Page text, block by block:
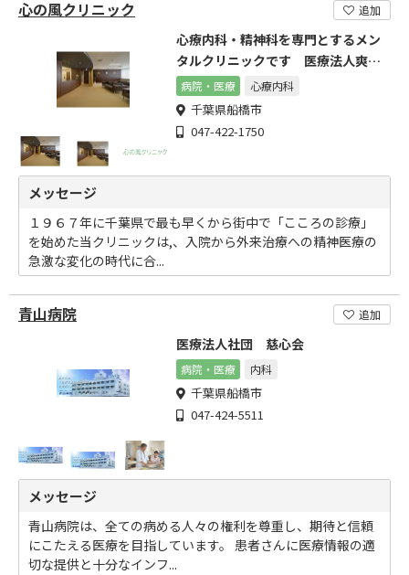
心の風クリニック 追加
心療内科・精神科を専門とするメン
タルクリニックです 医療法人爽風
会病院・医療 心療内科
千葉県船橋市
047-422-1750
メッセージ
１９６７年に千葉県で最も早くから街中で「こころの診療」
を始めた当クリニックは,、入院から外来治療への精神医療の
急激な変化の時代に合...
青山病院 追加
医療法人社団 慈心会
病院・医療 内科
千葉県船橋市
047-424-5511
メッセージ
青山病院は、全ての病める人々の権利を尊重し、期待と信頼
にこたえる医療を目指しています。 患者さんに医療情報の適
切な提供と十分なインフ...